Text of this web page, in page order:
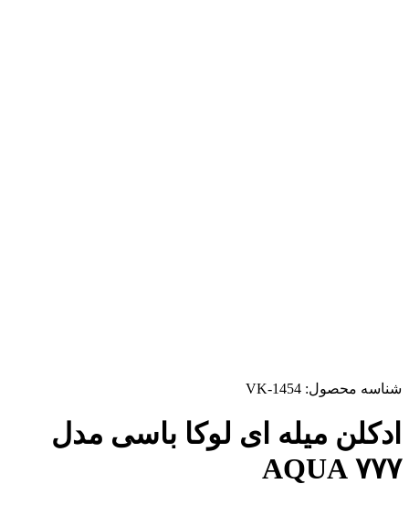
شناسه محصول: VK-1454
ادکلن میله ای لوکا باسی مدل
۷۷۷ AQUA